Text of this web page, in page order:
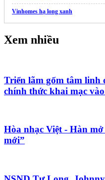
Vinhomes hạ long xanh
Xem nhiều
Triển lãm gốm tâm linh
chính thức khai mạc
Hòa nhạc Việt - Hàn
mới”